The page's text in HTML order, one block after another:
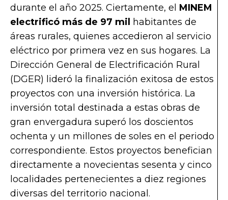
durante el año 2025. Ciertamente, el MINEM
electrificó más de 97 mil
habitantes de
áreas rurales, quienes accedieron al servicio
eléctrico por primera vez en sus hogares. La
Dirección General de Electrificación Rural
(DGER) lideró la finalización exitosa de estos
proyectos con una inversión histórica. La
inversión total destinada a estas obras de
gran envergadura superó los doscientos
ochenta y un millones de soles en el periodo
correspondiente. Estos proyectos benefician
directamente a novecientas sesenta y cinco
localidades pertenecientes a diez regiones
diversas del territorio nacional.